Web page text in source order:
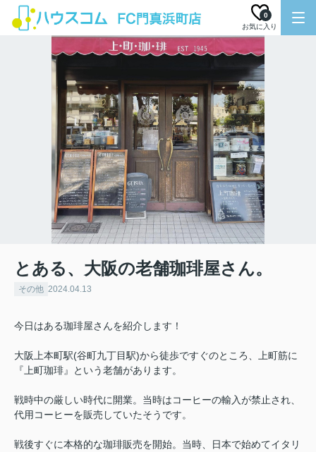
お気に入り
0
とある、大阪の老舗珈琲屋さん。
その他 2024.04.13
今日はある珈琲屋さんを紹介します！
大阪上本町駅(谷町九丁目駅)から徒歩ですぐのところ、上町筋に
『上町珈琲』という老舗があります。
戦時中の厳しい時代に開業。当時はコーヒーの輸入が禁止され、
代用コーヒーを販売していたそうです。
戦後すぐに本格的な珈琲販売を開始。当時、日本で始めてイタリ